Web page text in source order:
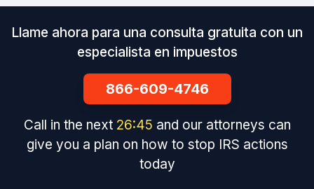
Llame ahora para una consulta gratuita con un
especialista en impuestos
866-609-4746
Call in the next 26:44 and our attorneys can
give you a plan on how to stop IRS actions
today